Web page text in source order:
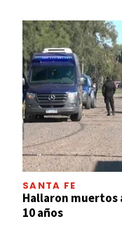
SANTA FE
Hallaron muertos
10 años